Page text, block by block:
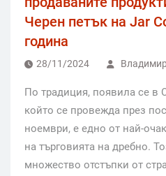
Черен петък на Jar
година
28/11/2024
По традиция, появила се в
който се провежда през
ноември, е едно от най-
на търговията на дребно.
множество отстъпки от